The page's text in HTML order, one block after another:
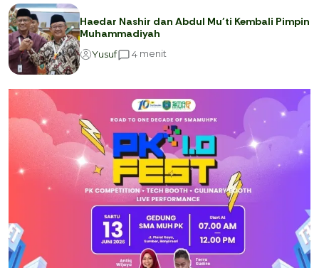
Haedar Nashir dan Abdul Mu’ti Kembali Pimpin
Muhammadiyah
Yusuf 4 menit